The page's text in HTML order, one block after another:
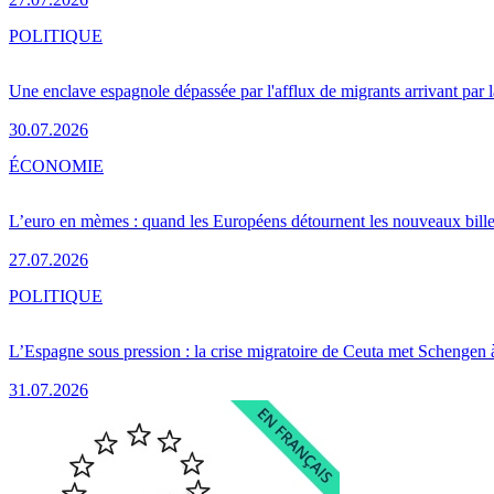
Une enclave espagnole dépassée par l'afflux de migrants arrivant par
30.07.2026
POLITIQUE
L’euro en mèmes : quand les Européens détournent les nouveaux
27.07.2026
ÉCONOMIE
L’Espagne sous pression : la crise migratoire de Ceuta met Schengen
31.07.2026
POLITIQUE